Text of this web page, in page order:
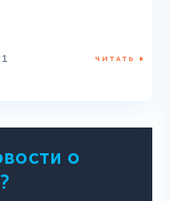
ЧИТАТЬ
о